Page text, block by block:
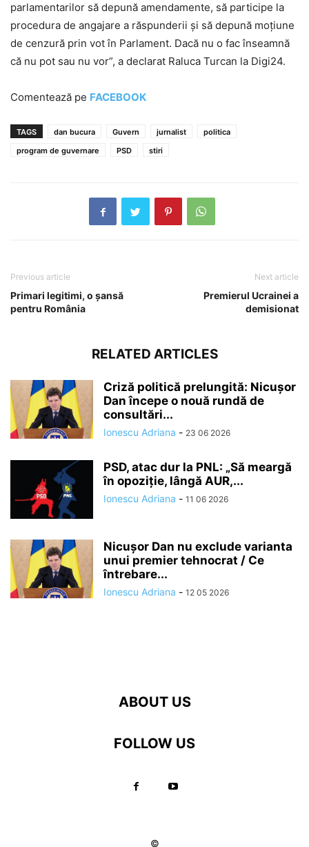
parlamentarilor să depună amendamente, să participe la
procedura de angajare a răspunderii şi să depună moţiune
de cenzură prin vot în Parlament. Dacă nu o fac înseamnă
că nu pot sau nu vor”, a declarat Raluca Turcan la Digi24.
Comentează pe FACEBOOK
TAGS dan bucura Guvern jurnalist
politica
program de guvernare
PSD stiri
Previous article
Primari legitimi, o șansă
pentru România
Next article
Premierul Ucrainei a
demisionat
RELATED ARTICLES
Criză politică prelungită: Nicușor
Dan începe o nouă rundă de
consultări...
Ionescu Adriana - 23 06 2026
PSD, atac dur la PNL: „Să meargă
în opoziție, lângă AUR,...
Ionescu Adriana - 11 06 2026
Nicușor Dan nu exclude varianta
unui premier tehnocrat / Ce
întrebare...
Ionescu Adriana - 12 05 2026
ABOUT US
FOLLOW US
©